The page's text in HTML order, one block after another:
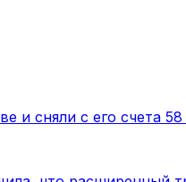
и сняли с его счета